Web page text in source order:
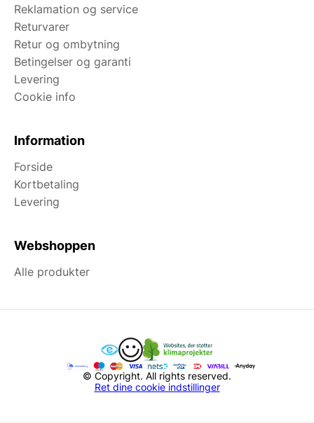
Reklamation og service
Returvarer
Retur og ombytning
Betingelser og garanti
Levering
Cookie info
Information
Forside
Kortbetaling
Levering
Webshoppen
Alle produkter
© Copyright. All rights reserved.
Ret dine cookie indstillinger